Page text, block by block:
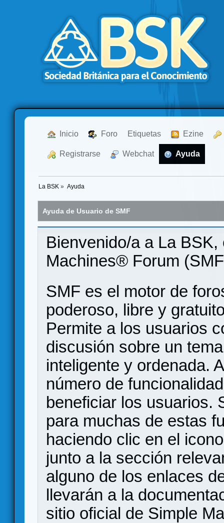
Inicio Foro Etiquetas Ezine
Registrarse Webchat Ayuda
La BSK » Ayuda
Ayuda de Usuario de SMF
Bienvenido/a a La
Machines® Forum
SMF es el motor de
poderoso, libre y
Permite a los usuarios
discusión sobre un
inteligente y ordenada.
número de
beneficiar los usuarios.
para muchas de estas
haciendo clic en el
junto a la sección
alguno de los enlaces
llevarán a la
sitio oficial de Simple